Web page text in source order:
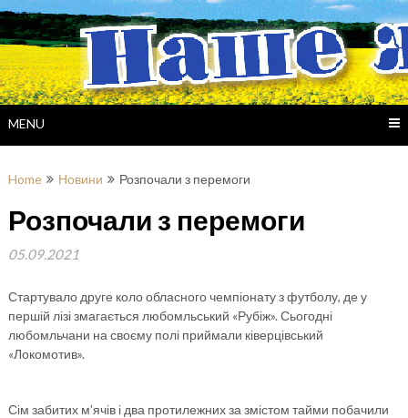
Skip
to
content
MENU
Home Новини Розпочали з перемоги
Розпочали з перемоги
05.09.2021
Стартувало друге коло обласного чемпіонату з футболу, де у
першій лізі змагається любомльський «Рубіж». Сьогодні
любомльчани на своєму полі приймали ківерцівський
«Локомотив».
Сім забитих м’ячів і два протилежних за змістом тайми побачили